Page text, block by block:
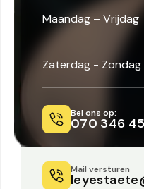
Maandag – Vrijdag
Zaterdag - Zondag
Bel ons op:
070 346
Mail versturen